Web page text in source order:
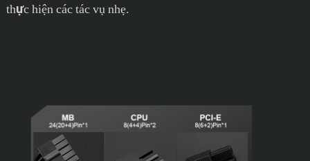
thực hiện các tác vụ nhẹ.